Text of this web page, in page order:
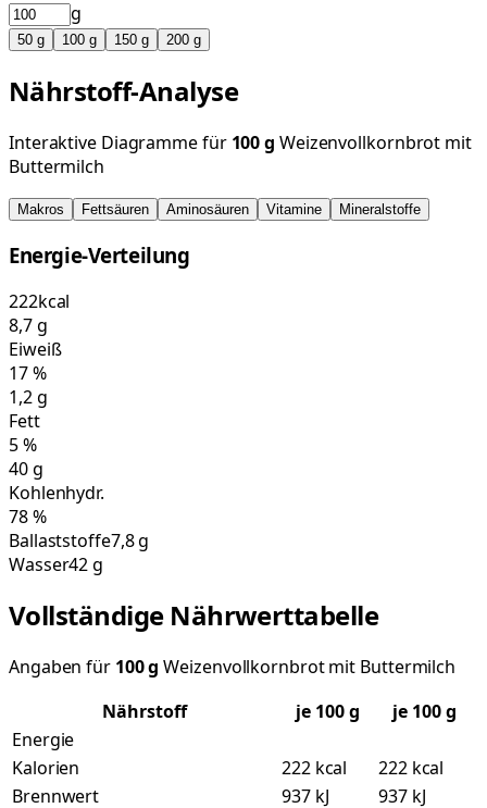
g
50 g 100 g 150 g 200 g
Nährstoff-Analyse
Interaktive Diagramme für 100g Weizenvollkornbrot mit
Buttermilch
Makros Fettsäuren Aminosäuren Vitamine Mineralstoffe
Energie-Verteilung
222kcal
8,7g
Eiweiß
17%
1,2g
Fett
5%
40g
Kohlenhydr.
78%
Ballaststoffe7,8 g
Wasser42 g
Vollständige Nährwerttabelle
Angaben für 100g Weizenvollkornbrot mit Buttermilch
Nährstoff
je 100g
je 100 g
Energie
Kalorien
222 kcal
222 kcal
Brennwert
937 kJ 937 kJ